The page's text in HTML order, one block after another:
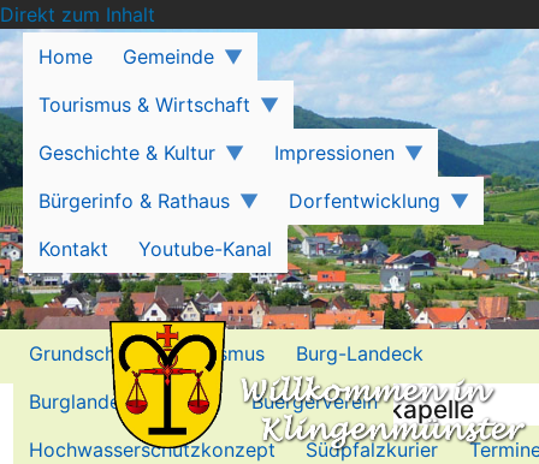
Direkt zum Inhalt
Home
Gemeinde
Tourismus & Wirtschaft
Geschichte & Kultur
Impressionen
Bürgerinfo & Rathaus
Dorfentwicklung
Kontakt
Youtube-Kanal
Grundschule Tourismus
Burg-Landeck
Burglandeck-Stiftung
Buergerverein
Hochwasserschutzkonzept
Südpfalzkurier
Flötenkonzert in der Nikolauskapelle